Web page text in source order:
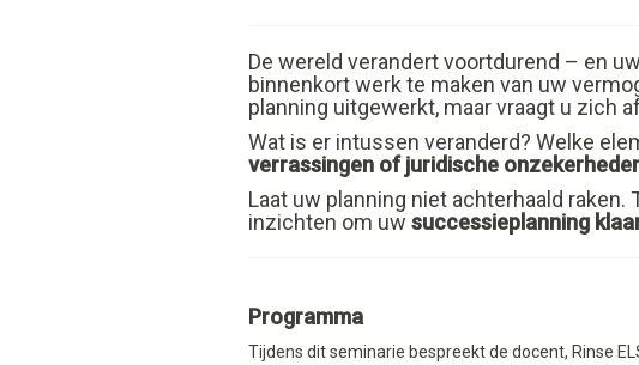
De wereld verandert voortdurend – en uw
binnenkort werk te maken van uw
planning uitgewerkt, maar vraagt u zich
Wat is er intussen veranderd? Welke
verrassingen of juridische
Laat uw planning niet achterhaald
inzichten om uw successieplanning
Programma
Tijdens dit seminarie bespreekt de docent, Rinse